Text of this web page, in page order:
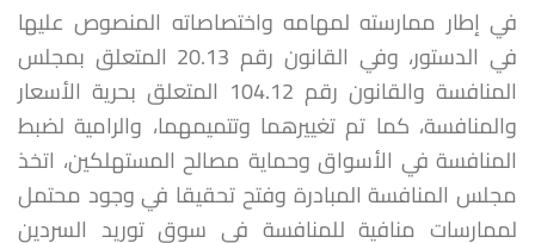
في إطار ممارسته لمهامه واختصاصاته المنصوص عليها
في الدستور، وفي القانون رقم 20.13 المتعلق بمجلس
المنافسة والقانون رقم 104.12 المتعلق بحرية الأسعار
والمنافسة، كما تم تغييرهما وتتميمهما، والرامية لضبط
المنافسة في الأسواق وحماية مصالح المستهلكين، اتخذ
مجلس المنافسة المبادرة وفتح تحقيقا في وجود محتمل
لممارسات منافية للمنافسة في سوق توريد السردين